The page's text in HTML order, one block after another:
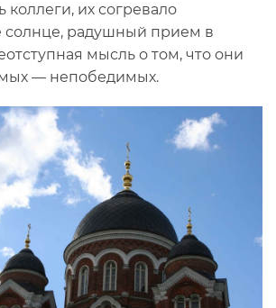
коллеги, их согревало
солнце, радушный прием в
мысль о том, что они
— непобедимых.